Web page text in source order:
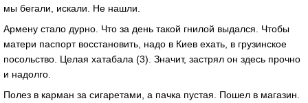
мы бегали, искали. Не нашли.
Армену стало дурно. Что за день такой гнилой выдался. Чтобы
матери паспорт восстановить, надо в Киев ехать, в грузинское
посольство. Целая хатабала (3). Значит, застрял он здесь прочно
и надолго.
Полез в карман за сигаретами, а пачка пустая. Пошел в магазин.